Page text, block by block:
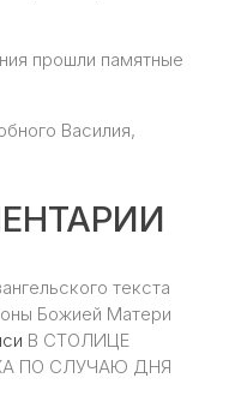
прошли памятные
Василия,
текста
Божией Матери
В СТОЛИЦЕ
ПО СЛУЧАЮ ДНЯ